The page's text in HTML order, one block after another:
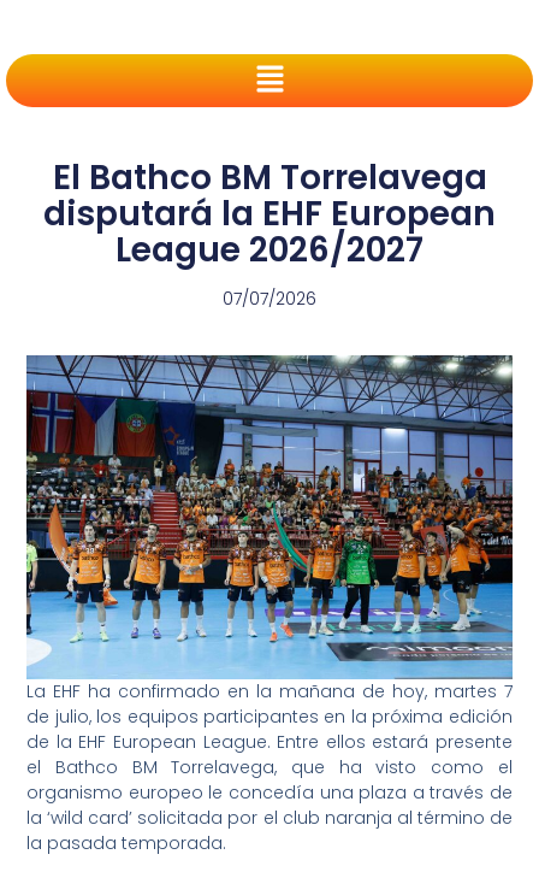
El Bathco BM Torrelavega
disputará la EHF European
League 2026/2027
07/07/2026
La EHF ha confirmado en la mañana de hoy, martes 7
de julio, los equipos participantes en la próxima edición
de la EHF European League. Entre ellos estará presente
el Bathco BM Torrelavega, que ha visto como el
organismo europeo le concedía una plaza a través de
la ‘wild card’ solicitada por el club naranja al término de
la pasada temporada.